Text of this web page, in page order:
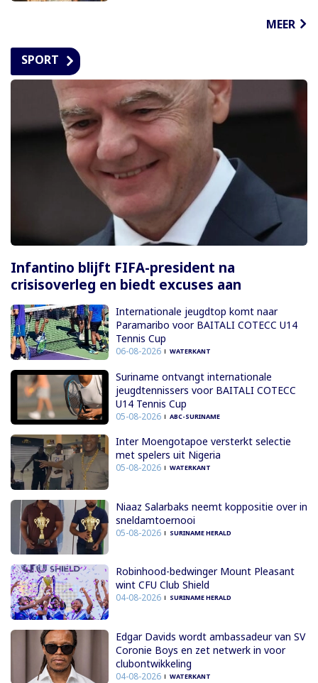
MEER
SPORT
Infantino blijft FIFA-president na
crisisoverleg en biedt excuses aan
Internationale jeugdtop komt naar
Paramaribo voor BAITALI COTECC U14
Tennis Cup
06-08-2026 WATERKANT
Suriname ontvangt internationale
jeugdtennissers voor BAITALI COTECC
U14 Tennis Cup
05-08-2026 ABC-SURINAME
Inter Moengotapoe versterkt selectie
met spelers uit Nigeria
05-08-2026 WATERKANT
Niaaz Salarbaks neemt koppositie over in
sneldamtoernooi
05-08-2026 SURINAME HERALD
Robinhood-bedwinger Mount Pleasant
wint CFU Club Shield
04-08-2026 SURINAME HERALD
Edgar Davids wordt ambassadeur van SV
Coronie Boys en zet netwerk in voor
clubontwikkeling
04-08-2026 WATERKANT